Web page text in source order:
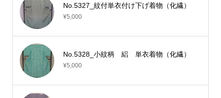
No.5327_紋付単衣付け下げ着物（化繊）
¥5,000
No.5328_小紋柄 絽 単衣着物（化繊）
¥5,000